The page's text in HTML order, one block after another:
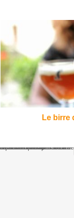
del
cuore:
l'Orval
Le birre